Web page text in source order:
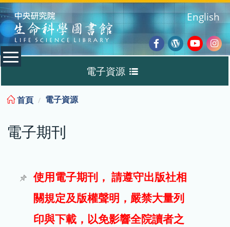
:::
Facebook
Wordpress
English
電子資源
電子期刊
試用
首頁 電子資源
電子期刊
使用電子期刊， 請遵守出版社相
關規定及版權聲明，嚴禁大量列
印與下載，以免影響全院讀者之